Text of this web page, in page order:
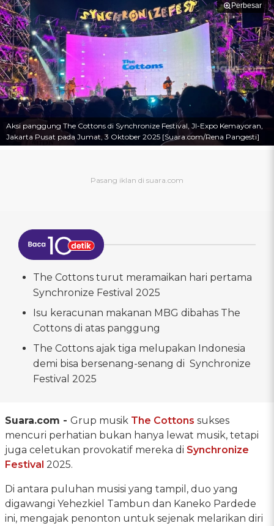
Perbesar
Aksi panggung The Cottons di Synchronize Festival, JI-Expo Kemayoran,
Jakarta Pusat pada Jumat, 3 Oktober 2025 [Suara.com/Rena Pangesti]
The Cottons turut meramaikan hari pertama
Synchronize Festival 2025
Isu keracunan makanan MBG dibahas The
Cottons di atas panggung
The Cottons ajak tiga melupakan Indonesia
demi bisa bersenang-senang di Synchronize
Festival 2025
Suara.com - Grup musik The Cottons sukses
mencuri perhatian bukan hanya lewat musik, tetapi
juga celetukan provokatif mereka di Synchronize
Festival 2025.
Di antara puluhan musisi yang tampil, duo yang
digawangi Yehezkiel Tambun dan Kaneko Pardede
ini, mengajak penonton untuk sejenak melarikan diri